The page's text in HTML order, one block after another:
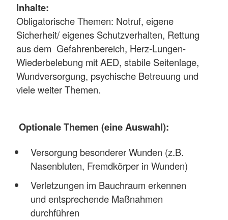
Inhalte:
Obligatorische Themen: Notruf, eigene
Sicherheit/ eigenes Schutzverhalten, Rettung
aus dem Gefahrenbereich, Herz-Lungen-
Wiederbelebung mit AED, stabile Seitenlage,
Wundversorgung, psychische Betreuung und
viele weiter Themen.
Optionale Themen (eine Auswahl):
Versorgung besonderer Wunden (z.B.
Nasenbluten, Fremdkörper in Wunden)
Verletzungen im Bauchraum erkennen
und entsprechende Maßnahmen
durchführen